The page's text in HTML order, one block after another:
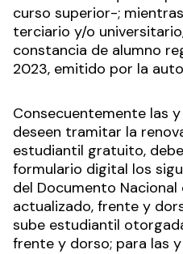
curso superior-;
terciario y/o
constancia de alumno
2023, emitido por la
Consecuentemente las
deseen tramitar la
estudiantil gratuito,
formulario digital los
del Documento Nacional
actualizado, frente y
sube estudiantil
frente y dorso; para las